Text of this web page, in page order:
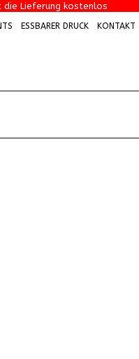
die Lieferung kostenlos
DRUCK KONTAKT
ESSBARER DRUCK KONTAKT